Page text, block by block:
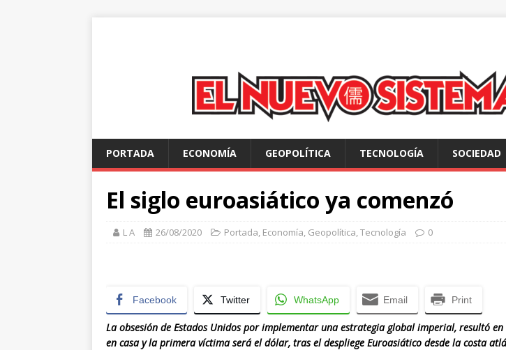
PORTADA ECONOMÍA GEOPOLÍTICA TECNOLOGÍA SOCIEDAD
El siglo euroasiático ya comenzó
L A 26/08/2020 Portada, Economía, Geopolítica,Tecnología 0
Facebook Twitter WhatsApp Email Print
La obsesión de Estados Unidos por implementar una estrategia global imperial, resultó en
en casa y la primera víctima será el dólar, tras el despliege Euroasiático desde la costa